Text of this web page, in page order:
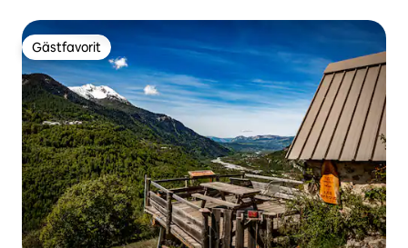
Gästfavorit
Gästfavorit